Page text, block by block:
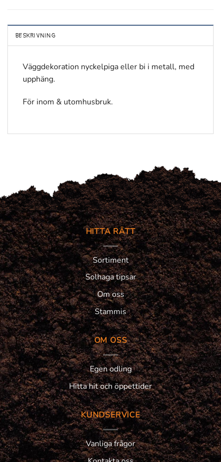
BESKRIVNING
Väggdekoration nyckelpiga eller bi i metall, med
upphäng.
För inom & utomhusbruk.
HITTA RÄTT
Sortiment
Solhaga tipsar
Om oss
Stammis
OM OSS
Egen odling
Hitta hit och öppettider
KUNDSERVICE
Vanliga frågor